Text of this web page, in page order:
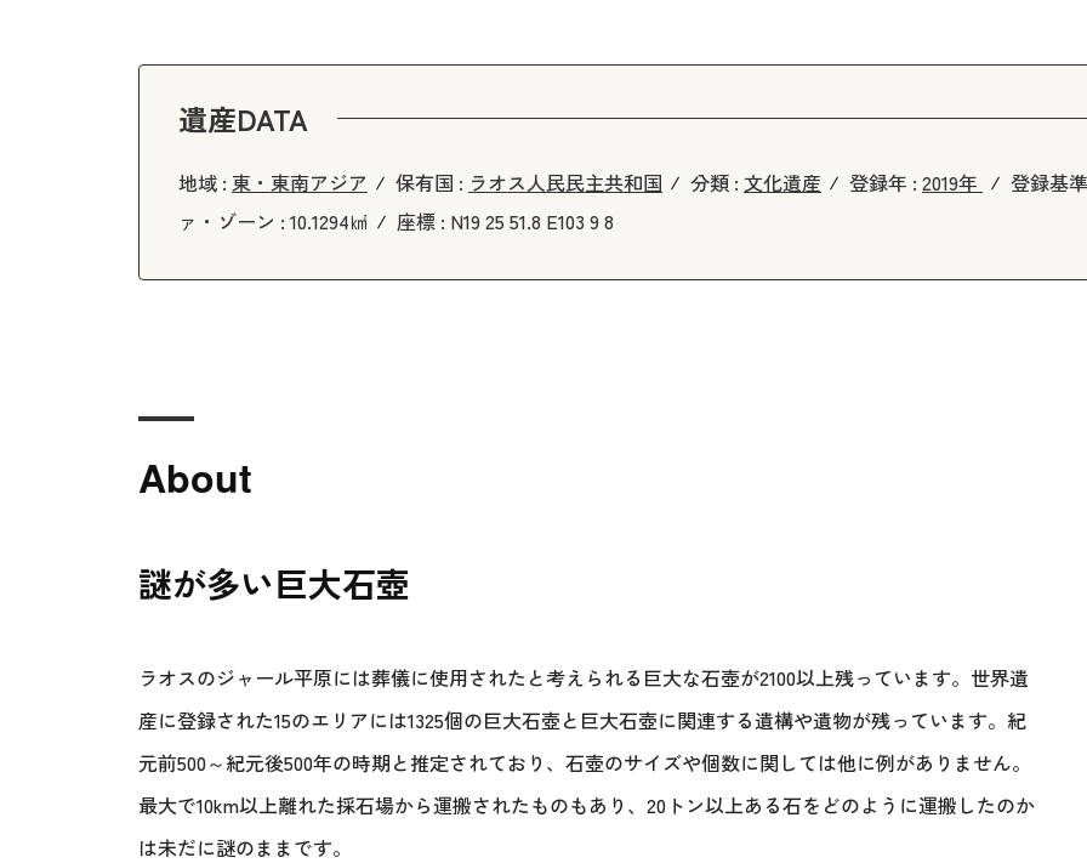
遺産DATA
地域 : 東・東南アジア 保有国 : ラオス人民民主共和国 分類 : 文化遺産 登録年 : 2019年
登録基
ァ・ゾーン : 10.1294㎢ 座標 : N19 25 51.8 E103 9 8
About
謎が多い巨大石壺
ラオスのジャール平原には葬儀に使用されたと考えられる巨大な石壺が2100以上残っています。世界遺
産に登録された15のエリアには1325個の巨大石壺と巨大石壺に関連する遺構や遺物が残っています。紀
元前500～紀元後500年の時期と推定されており、石壺のサイズや個数に関しては他に例がありません。
最大で10km以上離れた採石場から運搬されたものもあり、20トン以上ある石をどのように運搬したのか
は未だに謎のままです。